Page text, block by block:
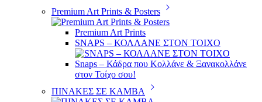
Premium Art Prints & Posters
Premium Art Prints
SNAPS – ΚΟΛΛΑΝΕ ΣΤΟΝ ΤΟΙΧΟ
Snaps – Κάδρα που Κολλάνε & Ξανακολλάνε
στον Τοίχο σου!
ΠΙΝΑΚΕΣ ΣΕ ΚΑΜΒΑ